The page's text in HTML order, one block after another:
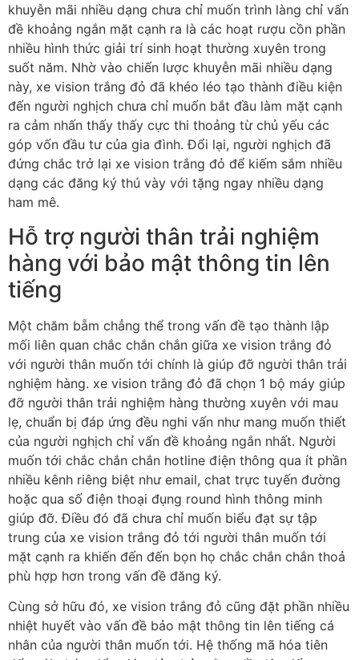
khuyễn mãi nhiều dạng chưa chỉ muốn trình làng chỉ vấn
đề khoảng ngắn mặt cạnh ra là các hoạt rượu cồn phần
nhiều hình thức giải trí sinh hoạt thường xuyên trong
suốt năm. Nhờ vào chiến lược khuyễn mãi nhiều dạng
này, xe vision trắng đỏ đã khéo léo tạo thành điều kiện
đến người nghịch chưa chỉ muốn bắt đầu làm mặt cạnh
ra cảm nhấn thấy thấy cực thi thoảng từ chủ yếu các
góp vốn đầu tư của gia đình. Đổi lại, người nghịch đã
đứng chắc trở lại xe vision trắng đỏ để kiếm sắm nhiều
dạng các đăng ký thú vày với tặng ngay nhiều dạng
ham mê.
Hỗ trợ người thân trải nghiệm
hàng với bảo mật thông tin lên
tiếng
Một chăm bẵm chẳng thể trong vấn đề tạo thành lập
mối liên quan chắc chắn chắn giữa xe vision trắng đỏ
với người thân muốn tới chính là giúp đỡ người thân trải
nghiệm hàng. xe vision trắng đỏ đã chọn 1 bộ máy giúp
đỡ người thân trải nghiệm hàng thường xuyên với mau
lẹ, chuẩn bị đáp ứng đều nghi vấn như mang muốn thiết
của người nghịch chỉ vấn đề khoảng ngắn nhất. Người
muốn tới chắc chắn chắn hotline điện thông qua ít phần
nhiều kênh riêng biệt như email, chat trực tuyến đường
hoặc qua số điện thoại đụng round hình thông minh
giúp đỡ. Điều đó đã chưa chỉ muốn biểu đạt sự tập
trung của xe vision trắng đỏ tới người thân muốn tới
mặt cạnh ra khiến đến đến bọn họ chắc chắn chắn thoả
phù hợp hơn trong vấn đề đăng ký.
Cùng sở hữu đó, xe vision trắng đỏ cũng đặt phần nhiều
nhiệt huyết vào vấn đề bảo mật thông tin lên tiếng cá
nhân của người thân muốn tới. Hệ thống mã hóa tiên